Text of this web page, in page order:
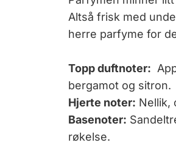
Altså frisk med
herre parfyme for
Topp duftnoter:
bergamot og sitron.
Hjerte noter: Nellik,
Basenoter:
røkelse.